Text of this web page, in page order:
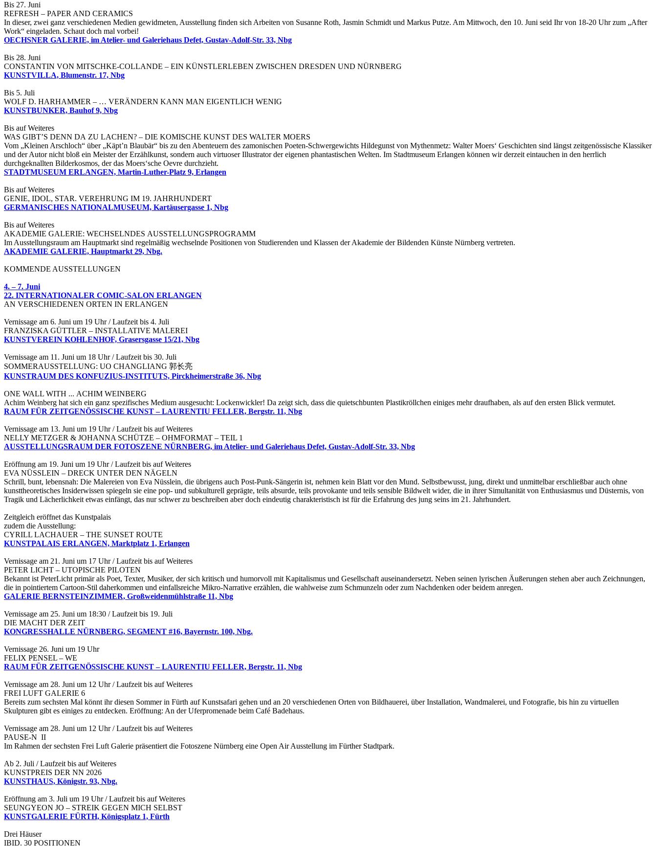
Bis 27. Juni
REFRESH – PAPER AND CERAMICS
In dieser, zwei ganz verschiedenen Medien gewidmeten, Ausstellung finden sich Arbeiten von Susanne Roth, Jasmin Schmidt und Markus Putze. Am Mittwoch, den 10. Juni seid Ihr von 18-20 Uhr zum „After
Work“ eingeladen. Schaut doch mal vorbei!
OECHSNER GALERIE, im Atelier- und Galeriehaus Defet, Gustav-Adolf-Str. 33, Nbg
Bis 28. Juni
CONSTANTIN VON MITSCHKE-COLLANDE – EIN KÜNSTLERLEBEN ZWISCHEN DRESDEN UND NÜRNBERG
KUNSTVILLA, Blumenstr. 17, Nbg
Bis 5. Juli
WOLF D. HARHAMMER – … VERÄNDERN KANN MAN EIGENTLICH WENIG
KUNSTBUNKER, Bauhof 9, Nbg
Bis auf Weiteres
WAS GIBT’S DENN DA ZU LACHEN? – DIE KOMISCHE KUNST DES WALTER MOERS
Vom „Kleinen Arschloch“ über „Käpt’n Blaubär“ bis zu den Abenteuern des zamonischen Poeten-Schwergewichts Hildegunst von Mythenmetz: Walter Moers‘ Geschichten sind längst zeitgenössische Klassiker
und der Autor nicht bloß ein Meister der Erzählkunst, sondern auch virtuoser Illustrator der eigenen phantastischen Welten. Im Stadtmuseum Erlangen können wir derzeit eintauchen in den herrlich
durchgeknallten Bilderkosmos, der das Moers‘sche Oevre durchzieht.
STADTMUSEUM ERLANGEN, Martin-Luther-Platz 9, Erlangen
Bis auf Weiteres
GENIE, IDOL, STAR. VEREHRUNG IM 19. JAHRHUNDERT
GERMANISCHES NATIONALMUSEUM, Kartäusergasse 1, Nbg
Bis auf Weiteres
AKADEMIE GALERIE: WECHSELNDES AUSSTELLUNGSPROGRAMM
Im Ausstellungsraum am Hauptmarkt sind regelmäßig wechselnde Positionen von Studierenden und Klassen der Akademie der Bildenden Künste Nürnberg vertreten.
AKADEMIE GALERIE, Hauptmarkt 29, Nbg.
KOMMENDE AUSSTELLUNGEN
4. – 7. Juni
22. INTERNATIONALER COMIC-SALON ERLANGEN
AN VERSCHIEDENEN ORTEN IN ERLANGEN
Vernissage am 6. Juni um 19 Uhr / Laufzeit bis 4. Juli
FRANZISKA GÜTTLER – INSTALLATIVE MALEREI
KUNSTVEREIN KOHLENHOF, Grasersgasse 15/21, Nbg
Vernissage am 11. Juni um 18 Uhr / Laufzeit bis 30. Juli
SOMMERAUSSTELLUNG: UO CHANGLIANG 郭长亮
KUNSTRAUM DES KONFUZIUS-INSTITUTS, Pirckheimerstraße 36, Nbg
ONE WALL WITH ... ACHIM WEINBERG
Achim Weinberg hat sich ein ganz spezifisches Medium ausgesucht: Lockenwickler! Da zeigt sich, dass die quietschbunten Plastikröllchen einiges mehr draufhaben, als auf den ersten Blick vermutet.
RAUM FÜR ZEITGENÖSSISCHE KUNST – LAURENTIU FELLER, Bergstr. 11, Nbg
Vernissage am 13. Juni um 19 Uhr / Laufzeit bis auf Weiteres
NELLY METZGER & JOHANNA SCHÜTZE – OHMFORMAT – TEIL 1
AUSSTELLUNGSRAUM DER FOTOSZENE NÜRNBERG, im Atelier- und Galeriehaus Defet, Gustav-Adolf-Str. 33, Nbg
Eröffnung am 19. Juni um 19 Uhr / Laufzeit bis auf Weiteres
EVA NÜSSLEIN – DRECK UNTER DEN NÄGELN
Schrill, bunt, lebensnah: Die Malereien von Eva Nüsslein, die übrigens auch Post-Punk-Sängerin ist, nehmen kein Blatt vor den Mund. Selbstbewusst, jung, direkt und unmittelbar erschließbar auch ohne
kunsttheoretisches Insiderwissen spiegeln sie eine pop- und subkulturell geprägte, teils absurde, teils provokante und teils sensible Bildwelt wider, die in ihrer Simultanität von Enthusiasmus und Düsternis, von
Tragik und Lächerlichkeit etwas einfängt, das nur schwer zu beschreiben aber doch eindeutig charakteristisch ist für die Erfahrung des jung seins im 21. Jahrhundert.
Zeitgleich eröffnet das Kunstpalais
zudem die Ausstellung:
CYRILL LACHAUER – THE SUNSET ROUTE
KUNSTPALAIS ERLANGEN, Marktplatz 1, Erlangen
Vernissage am 21. Juni um 17 Uhr / Laufzeit bis auf Weiteres
PETER LICHT – UTOPISCHE PILOTEN
Bekannt ist PeterLicht primär als Poet, Texter, Musiker, der sich kritisch und humorvoll mit Kapitalismus und Gesellschaft auseinandersetzt. Neben seinen lyrischen Äußerungen stehen aber auch Zeichnungen,
die in pointiertem Cartoon-Stil daherkommen und einfallsreiche Mikro-Narrative erzählen, die wahlweise zum Schmunzeln oder zum Nachdenken oder beidem anregen.
GALERIE BERNSTEINZIMMER, Großweidenmühlstraße 11, Nbg
Vernissage am 25. Juni um 18:30 / Laufzeit bis 19. Juli
DIE MACHT DER ZEIT
KONGRESSHALLE NÜRNBERG, SEGMENT #16, Bayernstr. 100, Nbg.
Vernissage 26. Juni um 19 Uhr
FELIX PENSEL – WE
RAUM FÜR ZEITGENÖSSISCHE KUNST – LAURENTIU FELLER, Bergstr. 11, Nbg
Vernissage am 28. Juni um 12 Uhr / Laufzeit bis auf Weiteres
FREI LUFT GALERIE 6
Bereits zum sechsten Mal könnt ihr diesen Sommer in Fürth auf Kunstsafari gehen und an 20 verschiedenen Orten von Bildhauerei, über Installation, Wandmalerei, und Fotografie, bis hin zu virtuellen
Skulpturen gibt es einiges zu entdecken. Eröffnung: An der Uferpromenade beim Café Badehaus.
Vernissage am 28. Juni um 12 Uhr / Laufzeit bis auf Weiteres
PAUSE-N II
Im Rahmen der sechsten Frei Luft Galerie präsentiert die Fotoszene Nürnberg eine Open Air Ausstellung im Fürther Stadtpark.
Ab 2. Juli / Laufzeit bis auf Weiteres
KUNSTPREIS DER NN 2026
KUNSTHAUS, Königstr. 93, Nbg.
Eröffnung am 3. Juli um 19 Uhr / Laufzeit bis auf Weiteres
SEUNGYEON JO – STREIK GEGEN MICH SELBST
KUNSTGALERIE FÜRTH, Königsplatz 1, Fürth
Drei Häuser
IBID. 30 POSITIONEN